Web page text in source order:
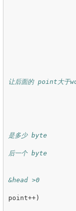
让后面的 point大于
是多少 byte
后一个 byte
&head >0
point++)